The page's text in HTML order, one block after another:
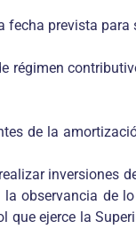
fecha prevista para
régimen
de la
inversiones
observancia de
ejerce la